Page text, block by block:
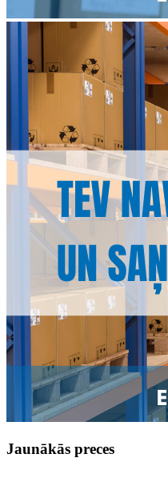
Jaunākās preces